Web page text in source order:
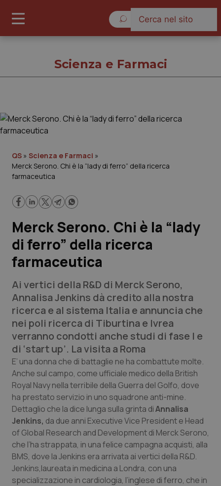
Governo e Parlamento
Regioni e Asl
Lavoro e Professioni
Scienza e Farmaci
Studi e Analisi
Lettere al direttore
Edizioni Regionali
QS Pro
Professionisti Sanitari.AI
Abruzzo
Basilicata
Calabria
Campania
QS Pro Gold
Artrite & artrosi
Asma & BPCO
Car-T
QS Club Newsletter
Scienza e Farmaci
QS » Scienza e Farmaci »
Merck Serono. Chi è la “lady di ferro” della ricerca
farmaceutica
Merck Serono. Chi è la “lady
di ferro” della ricerca
farmaceutica
Ai vertici della R&D di Merck Serono,
Annalisa Jenkins dà credito alla nostra
ricerca e al sistema Italia e annuncia che
nei poli ricerca di Tiburtina e Ivrea
verranno condotti anche studi di fase I e
di ‘start up’. La visita a Roma
E’ una donna che di battaglie ne ha combattute molte.
Anche sul campo, come ufficiale medico della British
Royal Navynella terribile della Guerra del Golfo, dove
ha prestato servizio in uno squadrone anti-mine.
Dettaglio che la dice lunga sulla grinta diAnnalisa
Jenkins, da due anni Executive Vice President e Head
of Global Research and Developmentdi Merck Serono,
che l’ha strappata, in una felice campagna acquisti, alla
BMS, dove la Jenkins era arrivata ai vertici della R&D.
Jenkins,laureata in medicina a Londra, con una
specializzazione in cardiologia, l’inglese di ferro, che in